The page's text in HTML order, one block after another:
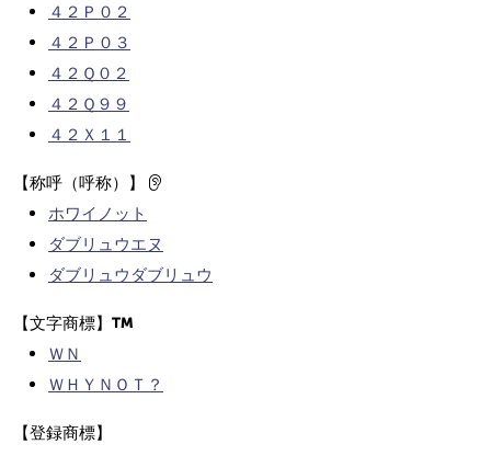
４２Ｐ０２
４２Ｐ０３
４２Ｑ０２
４２Ｑ９９
４２Ｘ１１
【称呼（呼称）】
ホワイノット
ダブリュウエヌ
ダブリュウダブリュウ
【文字商標】
ＷＮ
ＷＨＹＮＯＴ？
【登録商標】